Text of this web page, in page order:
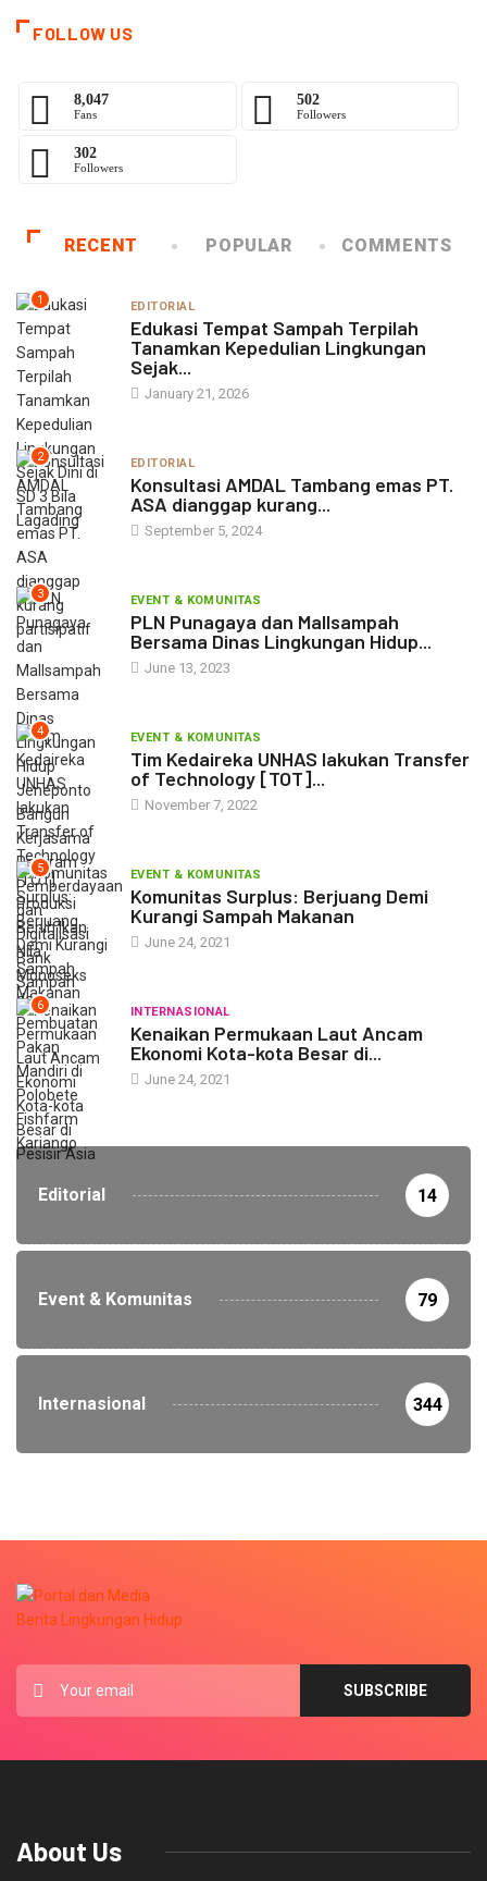
FOLLOW US
8,047
Fans
502
Followers
302
Followers
RECENT POPULAR COMMENTS
1 EDITORIAL
Edukasi Tempat Sampah Terpilah
Tanamkan Kepedulian Lingkungan
Sejak...
January 21, 2026
2 EDITORIAL
Konsultasi AMDAL Tambang emas PT.
ASA dianggap kurang...
September 5, 2024
3 EVENT & KOMUNITAS
PLN Punagaya dan Mallsampah
Bersama Dinas Lingkungan Hidup...
June 13, 2023
4 EVENT & KOMUNITAS
Tim Kedaireka UNHAS lakukan Transfer
of Technology [TOT]...
November 7, 2022
5 EVENT & KOMUNITAS
Komunitas Surplus: Berjuang Demi
Kurangi Sampah Makanan
June 24, 2021
6 INTERNASIONAL
Kenaikan Permukaan Laut Ancam
Ekonomi Kota-kota Besar di...
June 24, 2021
Editorial 14
Event & Komunitas 79
Internasional 344
About Us